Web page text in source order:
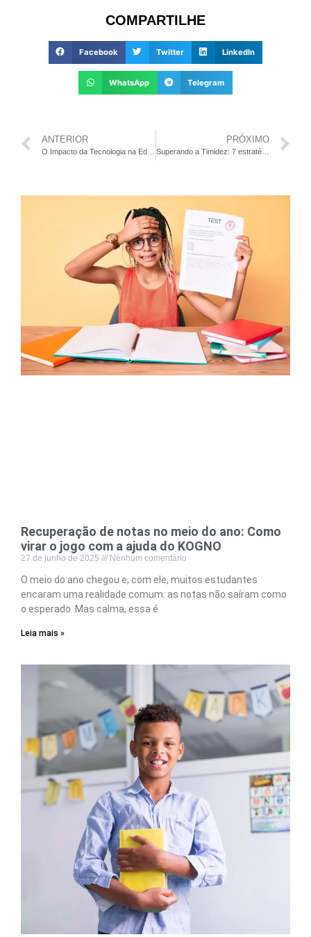
COMPARTILHE
Facebook Twitter LinkedIn
WhatsApp Telegram
ANTERIOR PRÓXIMO
Superando a Timidez: 7 estratégias para auxiliar crianças a se desenvolverem
Recuperação de notas no meio do ano: Como
virar o jogo com a ajuda do KOGNO
27 de junho de 2025 Nenhum comentário
O meio do ano chegou e, com ele, muitos estudantes
encaram uma realidade comum: as notas não saíram como
o esperado. Mas calma, essa é
Leia mais »